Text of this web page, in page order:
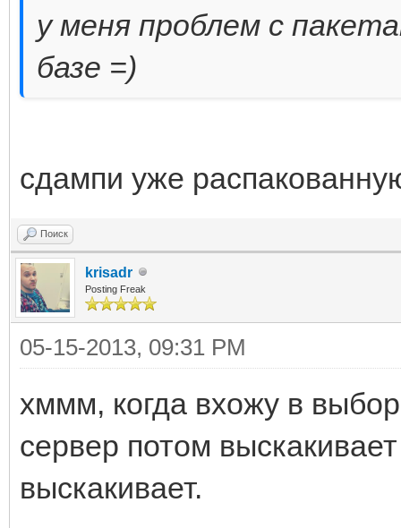
у меня проблем с
базе =)
сдампи уже
Поиск
krisadr
Posting Freak
05-15-2013, 09:31 PM
хммм, когда вхожу в
сервер потом
выскакивает.